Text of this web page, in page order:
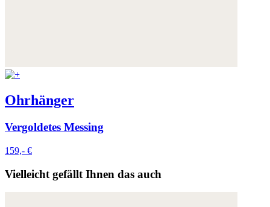
Ohrhänger
Vergoldetes Messing
159,- €
Vielleicht gefällt Ihnen das auch